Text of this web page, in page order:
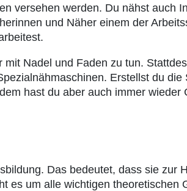
versehen werden. Du nähst auch
und Näher einem der
Nadel und Faden zu tun.
Erstellst du
hast du aber auch immer wieder
Das bedeutet, dass sie zur
es um alle wichtigen theoretischen